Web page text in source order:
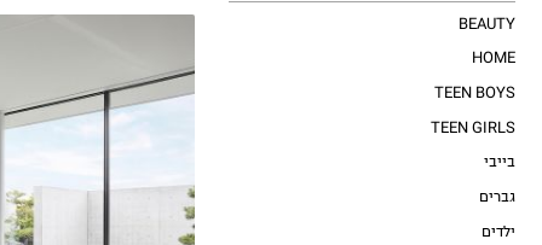
BEAUTY
HOME
TEEN BOYS
TEEN GIRLS
בייבי
גברים
ילדים